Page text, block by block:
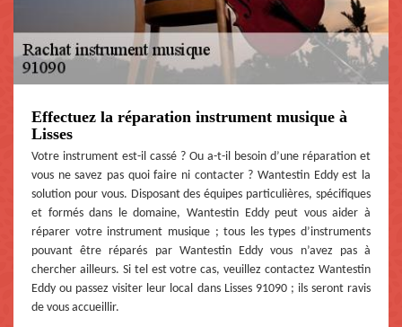
Effectuez la réparation instrument musique à
Lisses
Votre instrument est-il cassé ? Ou a-t-il besoin d’une réparation et
vous ne savez pas quoi faire ni contacter ? Wantestin Eddy est la
solution pour vous. Disposant des équipes particulières, spécifiques
et formés dans le domaine, Wantestin Eddy peut vous aider à
réparer votre instrument musique ; tous les types d’instruments
pouvant être réparés par Wantestin Eddy vous n’avez pas à
chercher ailleurs. Si tel est votre cas, veuillez contactez Wantestin
Eddy ou passez visiter leur local dans Lisses 91090 ; ils seront ravis
de vous accueillir.